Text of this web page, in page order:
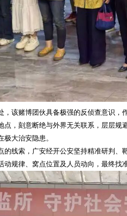
，该赌博团伙具备极强的反侦查意识，
点，刻意断绝与外界无关联系，层层
极大治安隐患。
的线索，广安经开公安坚持精准研判
动规律、窝点位置及人员动向，最终找